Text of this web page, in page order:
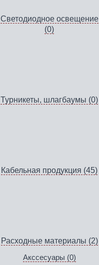
Светодиодное освещение
(0)
Турникеты, шлагбаумы (0)
Кабельная продукция (45)
Расходные материалы (2)
Акссесуары (0)